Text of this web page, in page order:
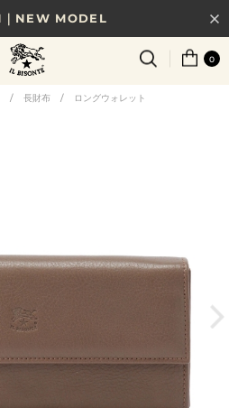
NEW MODEL
込11,000円以上で送料無料
選べる、新しいギフトガイド
0
/ 長財布 / ロングウォレット